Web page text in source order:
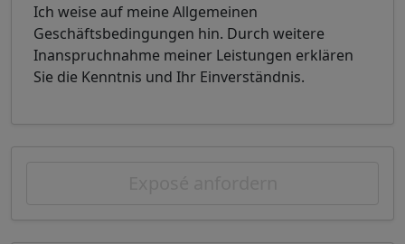
Ich weise auf meine Allgemeinen
Geschäftsbedingungen hin. Durch weitere
Inanspruchnahme meiner Leistungen erklären
Sie die Kenntnis und Ihr Einverständnis.